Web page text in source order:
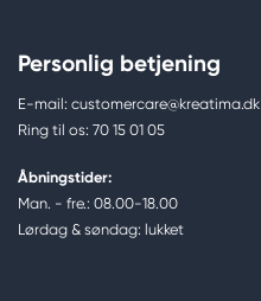
Personlig betjening
E-mail: customercare@kreatima.dk
Ring til os: 70 15 01 05
Åbningstider:
Man. - fre.: 08.00-18.00
Lørdag & søndag: lukket